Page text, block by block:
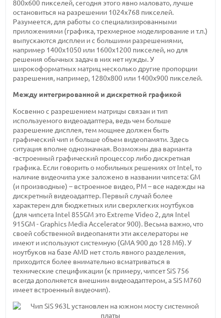
800х600 пикселей, сегодня этого явно маловато, лучше
остановиться на разрешении 1024х768 пикселей.
Разумеется, для работы со специализированными
приложениями (графика, трехмерное моделирование и т.п.)
выпускаются дисплеи и с большими разрешениями,
например 1400х1050 или 1600х1200 пикселей, но для
решения обычных задач в них нет нужды. У
широкоформатных матриц несколько другие пропорции
разрешения, например, 1280х800 или 1400х900 пикселей.
Между интегрированной и дискретной графикой
Косвенно с разрешением матрицы связан и тип
используемого видеоадаптера, ведь чем больше
разрешение дисплея, тем мощнее должен быть
графический чип и больше объем видеопамяти. Здесь
ситуация вполне однозначная. Возможны два варианта
-встроенный графический процессор либо дискретная
графика. Если говорить о мобильных решениях от Intel, то
наличие видеочипа уже заложено в названии чипсета: GM
(и производные) – встроенное видео, PM – все надежды на
дискретный видеоадаптер. Первый случай более
характерен для бюджетных или сверхлегких ноутбуков
(для чипсета Intel 855GM это Extreme Video 2, для Intel
915GM - Graphics Media Accelerator 900). Весьма важно, что
своей собственной видеопамяти эти акселераторы не
имеют и используют системную (GMA 900 до 128 Мб). У
ноутбуков на базе AMD нет столь явного разделения,
приходится более внимательно всматриваться в
технические спецификации (к примеру, чипсет SiS 756
всегда дополняется внешним видеоадаптером, а SiS M760
имеет встроенный видеочип).